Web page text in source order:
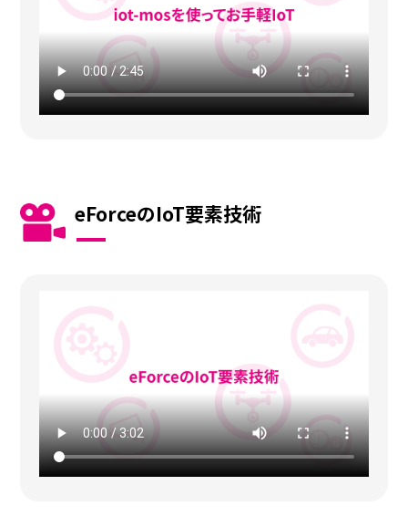
eForceのIoT要素技術